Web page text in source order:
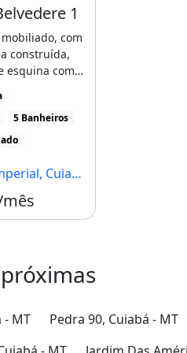
Piscina
1
com
construída,
esquina com
frentes [...]
5 Banheiros
Cuiabá - MT
mês
- MT Pedra 90, Cuiabá - MT